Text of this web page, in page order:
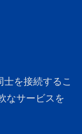
を接続するこ
なサービスを